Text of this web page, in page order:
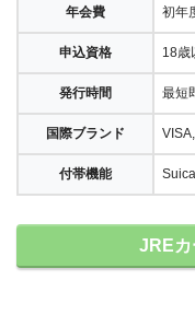
年会費 初年
申込資格 18歳
発行時間 最短
国際ブランド
付帯機能
JREカ